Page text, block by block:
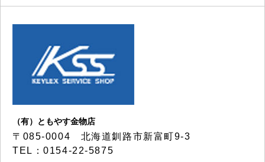
（有）ともやす金物店
〒085-0004 北海道釧路市新富町9-3
TEL：0154-22-5875